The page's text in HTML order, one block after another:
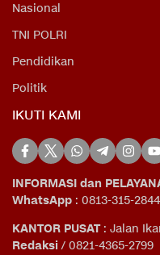
Nasional
TNI POLRI
Pendidikan
Politik
IKUTI KAMI
INFORMASI dan
WhatsApp : 0813-315-2844
KANTOR PUSAT: Jalan
Redaksi / 0821-4365-2799